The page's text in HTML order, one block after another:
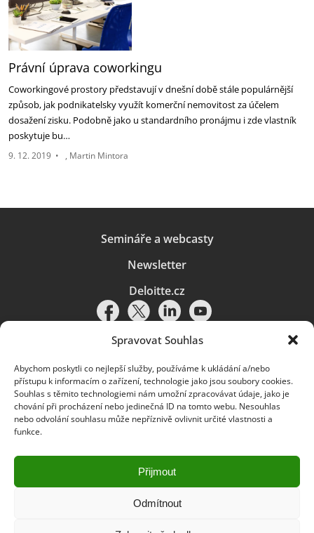
Spravovat Souhlas
Abychom poskytli co nejlepší služby, používáme k ukládání a/nebo
přístupu k informacím o zařízení, technologie jako jsou soubory cookies.
Souhlas s těmito technologiemi nám umožní zpracovávat údaje, jako je
chování při procházení nebo jedinečná ID na tomto webu. Nesouhlas
nebo odvolání souhlasu může nepříznivě ovlivnit určité vlastnosti a
funkce.
Přijmout
Odmítnout
Právní úprava coworkingu
Coworkingové prostory představují v dnešní době stále populárnější
způsob, jak podnikatelsky využít komerční nemovitost za účelem
dosažení zisku. Podobně jako u standardního pronájmu i zde vlastník
poskytuje bu…
9. 12. 2019 • Martin Mintora
Semináře a webcasty
Newsletter
Deloitte.cz
Pravidla používání|Ochrana osobních údajů|Soubory cookies |
Deloitte.cz
© 2026. Více informací najdete vPravidlech používání.
Deloitte označuje jednu či více společností globální sítě členských
a přidružené subjekty (souhrnně „organizace Deloitte“). Společnost DTTL
(rovněž označovaná jako „Deloitte Global“) a každá z jejích členských
společností a jejich přidružených subjektů je samostatným a nezávislým
právním subjektem, který není oprávněn zavazovat nebo přijímat závazky
za jinou z těchto členských společností a jejich přidružených subjektů ve